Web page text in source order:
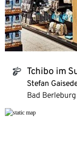
tchibo_logo Tchibo im
Stefan
Bad Berleburg